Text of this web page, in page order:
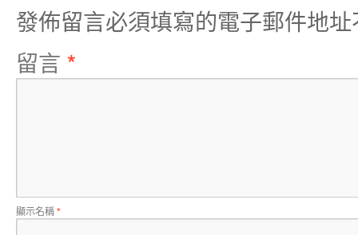
發佈留言必須填寫的電子郵件地
留言 *
顯示名稱*